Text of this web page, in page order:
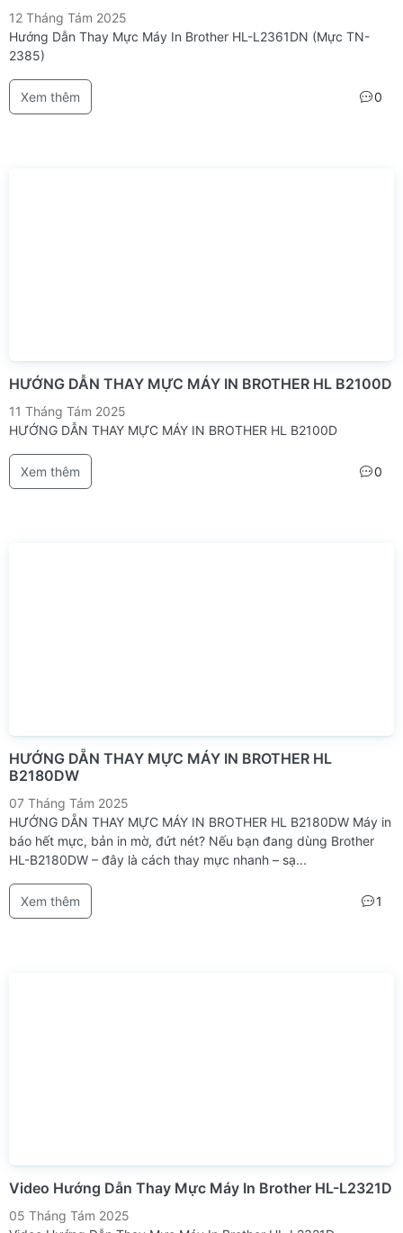
12 Tháng Tám 2025
Hướng Dẫn Thay Mực Máy In Brother HL-L2361DN (Mực TN-
2385)
Xem thêm 0
HƯỚNG DẪN THAY MỰC MÁY IN BROTHER HL B2100D
11 Tháng Tám 2025
HƯỚNG DẪN THAY MỰC MÁY IN BROTHER HL B2100D
Xem thêm 0
HƯỚNG DẴN THAY MỰC MÁY IN BROTHER HL
B2180DW
07 Tháng Tám 2025
HƯỚNG DẴN THAY MỰC MÁY IN BROTHER HL B2180DW Máy in
báo hết mực, bản in mờ, đứt nét? Nếu bạn đang dùng Brother
HL-B2180DW – đây là cách thay mực nhanh – sạ...
Xem thêm 1
Video Hướng Dẫn Thay Mực Máy In Brother HL-L2321D
05 Tháng Tám 2025